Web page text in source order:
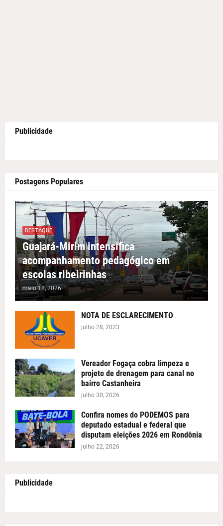
Publicidade
Postagens Populares
DESTAQUE
Guajará-Mirim intensifica
acompanhamento pedagógico em
escolas ribeirinhas
maio 18, 2026
NOTA DE ESCLARECIMENTO
julho 28, 2023
Vereador Fogaça cobra limpeza e
projeto de drenagem para canal no
bairro Castanheira
julho 30, 2026
Confira nomes do PODEMOS para
deputado estadual e federal que
disputam eleições 2026 em Rondônia
julho 22, 2026
Publicidade